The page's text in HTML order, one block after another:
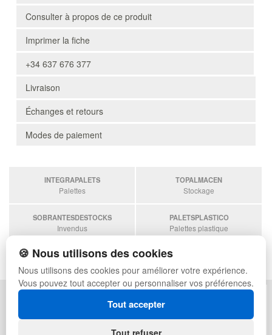
Consulter à propos de ce produit
Imprimer la fiche
+34 637 676 377
Livraison
Échanges et retours
Modes de paiement
INTEGRAPALETS
Palettes
TOPALMACEN
Stockage
SOBRANTESDESTOCKS
Invendus
PALETSPLASTICO
Palettes plastique
ESTANTERIASKIT
Estanterias
POLITIQUE DE CONFIDENTIALITÉ
PLAN DU SITE
🍪 Nous utilisons des cookies
Nous utilisons des cookies pour améliorer votre expérience.
Vous pouvez tout accepter ou personnaliser vos préférences.
Tout accepter
Tout refuser